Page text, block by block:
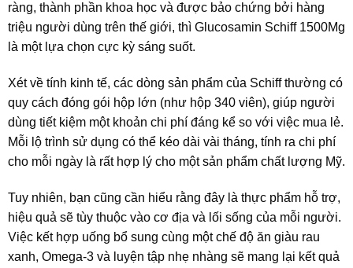
ràng, thành phần khoa học và được bảo chứng bởi hàng
triệu người dùng trên thế giới, thì Glucosamin Schiff 1500Mg
là một lựa chọn cực kỳ sáng suốt.
Xét về tính kinh tế, các dòng sản phẩm của Schiff thường có
quy cách đóng gói hộp lớn (như hộp 340 viên), giúp người
dùng tiết kiệm một khoản chi phí đáng kể so với việc mua lẻ.
Mỗi lộ trình sử dụng có thể kéo dài vài tháng, tính ra chi phí
cho mỗi ngày là rất hợp lý cho một sản phẩm chất lượng Mỹ.
Tuy nhiên, bạn cũng cần hiểu rằng đây là thực phẩm hỗ trợ,
hiệu quả sẽ tùy thuộc vào cơ địa và lối sống của mỗi người.
Việc kết hợp uống bổ sung cùng một chế độ ăn giàu rau
xanh, Omega-3 và luyện tập nhẹ nhàng sẽ mang lại kết quả